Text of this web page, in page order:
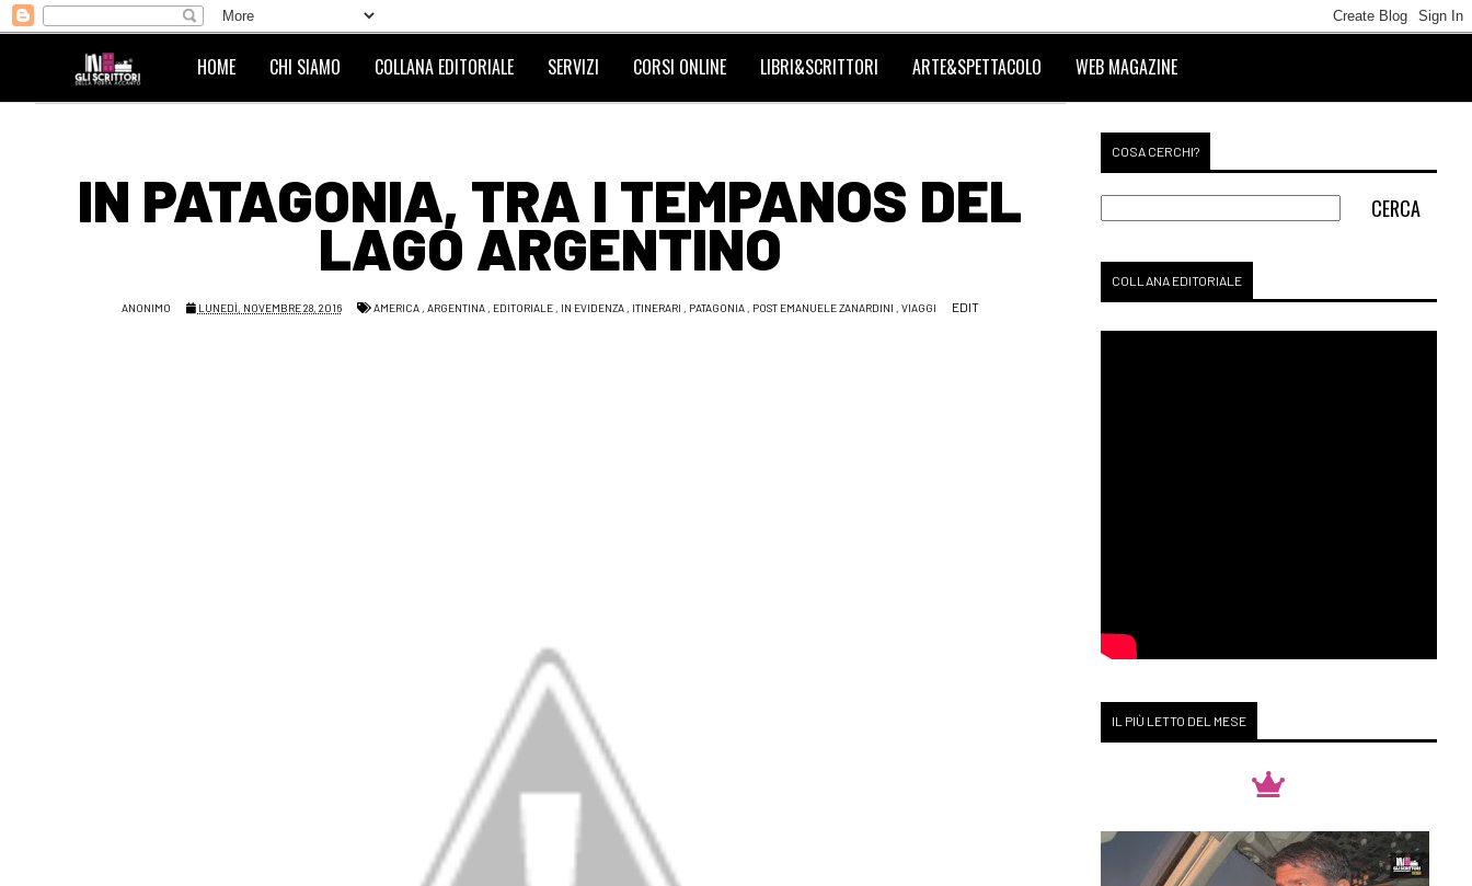
HOME CHI SIAMO COLLANA EDITORIALE SERVIZI CORSI ONLINE LIBRI&SCRITTORI ARTE&SPETTACOLO WEB MAGAZINE
IN PATAGONIA, TRA I TEMPANOS DEL
LAGO ARGENTINO
ANONIMO LUNEDÌ, NOVEMBRE 28, 2016 AMERICA, ARGENTINA, EDITORIALE, IN EVIDENZA, ITINERARI , PATAGONIA, POST EMANUELE ZANARDINI , VIAGGI EDIT
COSA CERCHI?
COLLANA EDITORIALE
IL PIÙ LETTO DEL MESE